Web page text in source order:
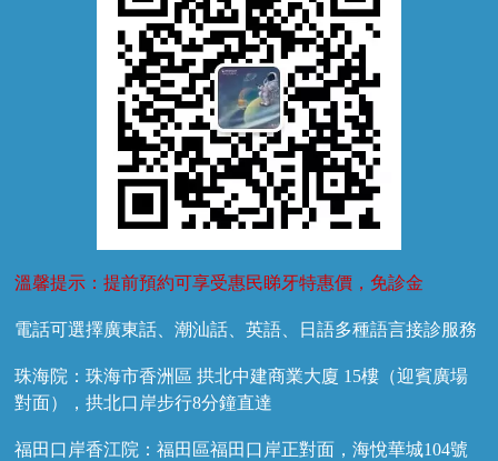
溫馨提示：提前預約可享受惠民睇牙特惠價，免診金
電話可選擇廣東話、潮汕話、英語、日語多種語言接診服務
珠海院：珠海市香洲區 拱北中建商業大廈 15樓（迎賓廣場
對面），拱北口岸步行8分鐘直達
福田口岸香江院：福田區福田口岸正對面，海悅華城104號